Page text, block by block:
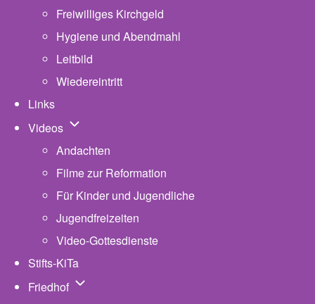
Freiwilliges Kirchgeld
Hygiene und Abendmahl
Leitbild
Wiedereintritt
Links
Videos Unternavigation von Videos
Andachten
Filme zur Reformation
Für Kinder und Jugendliche
Jugendfreizeiten
Video-Gottesdienste
Stifts-KiTa
Friedhof Unternavigation von Friedhof